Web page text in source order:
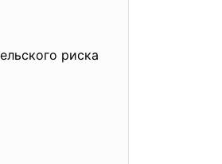
риска